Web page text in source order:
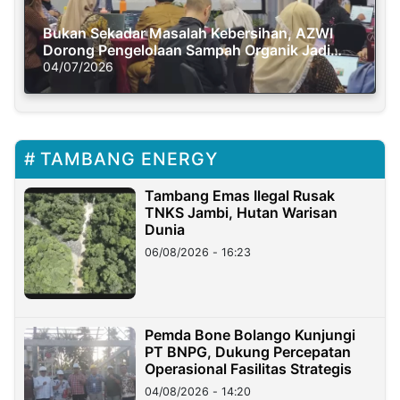
Bukan Sekadar Masalah Kebersihan, AZWI
Dorong Pengelolaan Sampah Organik Jadi
Solusi Krisis Iklim
04/07/2026
TAMBANG ENERGY
Tambang Emas Ilegal Rusak
TNKS Jambi, Hutan Warisan
Dunia
06/08/2026 - 16:23
Pemda Bone Bolango Kunjungi
PT BNPG, Dukung Percepatan
Operasional Fasilitas Strategis
04/08/2026 - 14:20